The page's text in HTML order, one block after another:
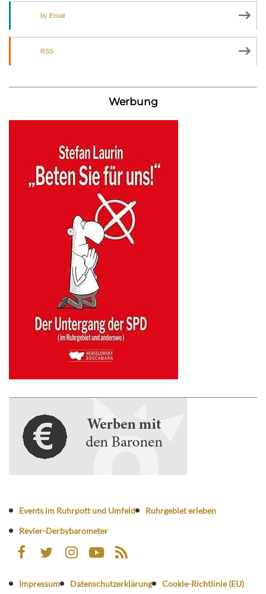
by Email
RSS
Werbung
Events im Ruhrpott und Umfeld
Ruhrgebiet erleben
Revier-Derbybarometer
Impressum Datenschutzerklärung Cookie-Richtlinie (EU)